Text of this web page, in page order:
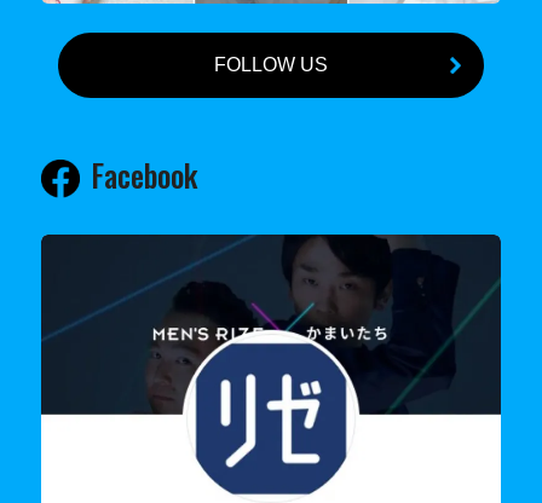
FOLLOW US
Facebook